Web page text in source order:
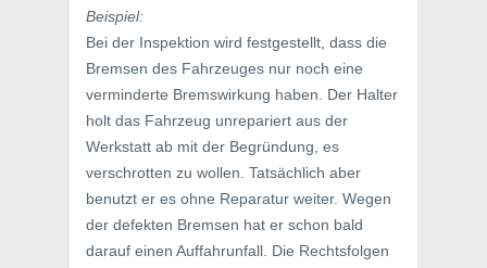
Beispiel:
Bei der Inspektion wird festgestellt, dass die
Bremsen des Fahrzeuges nur noch eine
verminderte Bremswirkung haben. Der Halter
holt das Fahrzeug unrepariert aus der
Werkstatt ab mit der Begründung, es
verschrotten zu wollen. Tatsächlich aber
benutzt er es ohne Reparatur weiter. Wegen
der defekten Bremsen hat er schon bald
darauf einen Auffahrunfall. Die Rechtsfolgen